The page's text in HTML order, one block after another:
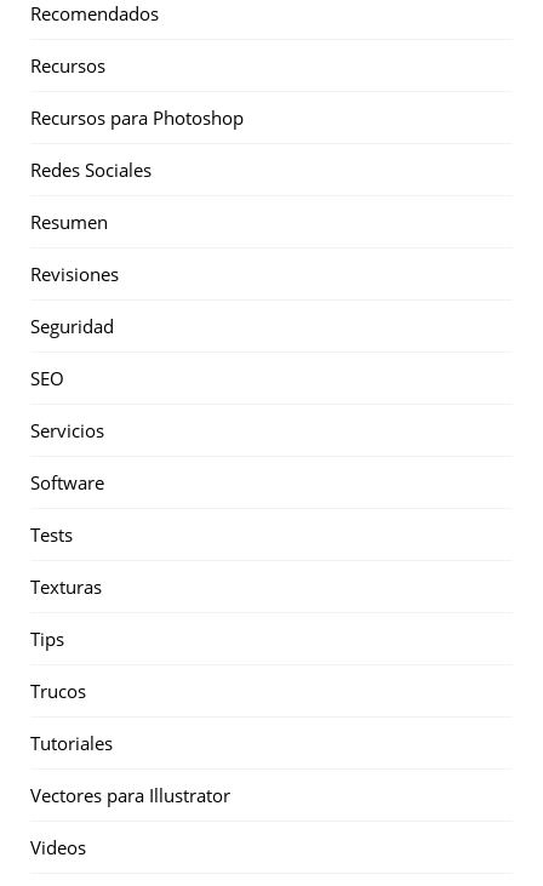
Recomendados
Recursos
Recursos para Photoshop
Redes Sociales
Resumen
Revisiones
Seguridad
SEO
Servicios
Software
Tests
Texturas
Tips
Trucos
Tutoriales
Vectores para Illustrator
Videos